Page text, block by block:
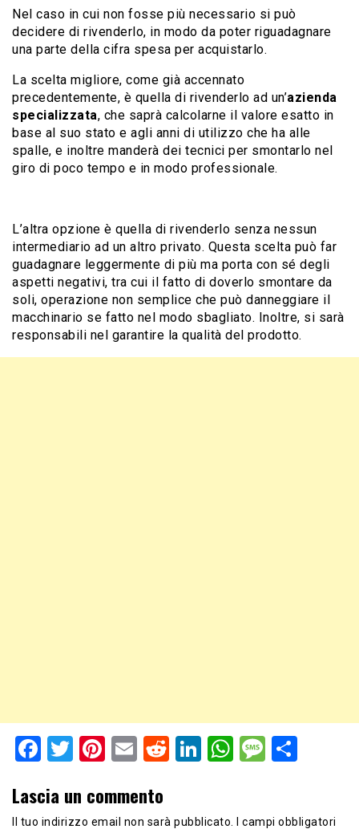
Nel caso in cui non fosse più necessario si può
decidere di rivenderlo, in modo da poter riguadagnare
una parte della cifra spesa per acquistarlo.
La scelta migliore, come già accennato
precedentemente, è quella di rivenderlo ad un’azienda
specializzata, che saprà calcolarne il valore esatto in
base al suo stato e agli anni di utilizzo che ha alle
spalle, e inoltre manderà dei tecnici per smontarlo nel
giro di poco tempo e in modo professionale.
L’altra opzione è quella di rivenderlo senza nessun
intermediario ad un altro privato. Questa scelta può far
guadagnare leggermente di più ma porta con sé degli
aspetti negativi, tra cui il fatto di doverlo smontare da
soli, operazione non semplice che può danneggiare il
macchinario se fatto nel modo sbagliato. Inoltre, si sarà
responsabili nel garantire la qualità del prodotto.
Facebook
Twitter
Pinterest
EmailRedditLinkedIn
WhatsApp
Lascia un commento
Il tuo indirizzo email non sarà pubblicato.
I campi obbligatori